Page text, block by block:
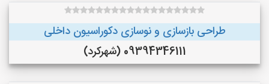
طراحی بازسازی و نوسازی دکوراسیون داخلی
09394346111 (شهرکرد)